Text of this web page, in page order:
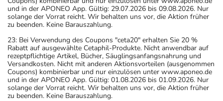
und in der APONEO App. Gültig: 29.07.2026 bis 09.08.2026. Nur
solange der Vorrat reicht. Wir behalten uns vor, die Aktion früher
zu beenden. Keine Barauszahlung.
23: Bei Verwendung des Coupons "ceta20" erhalten Sie 20 %
Rabatt auf ausgewählte Cetaphil-Produkte. Nicht anwendbar auf
rezeptpflichtige Artikel, Bücher, Säuglingsanfangsnahrung und
Versandkosten. Nicht mit anderen Aktionsvorteilen (ausgenommen
Coupons) kombinierbar und nur einzulösen unter www.aponeo.de
und in der APONEO App. Gültig: 01.08.2026 bis 01.09.2026. Nur
solange der Vorrat reicht. Wir behalten uns vor, die Aktion früher
zu beenden. Keine Barauszahlung.